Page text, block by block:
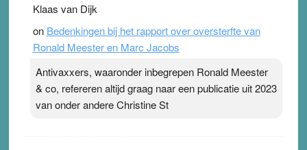
Klaas van Dijk
on Bedenkingen bij het rapport over oversterfte van
Ronald Meester en Marc Jacobs
Antivaxxers, waaronder inbegrepen Ronald Meester
& co, refereren altijd graag naar een publicatie uit 2023
van onder andere Christine St